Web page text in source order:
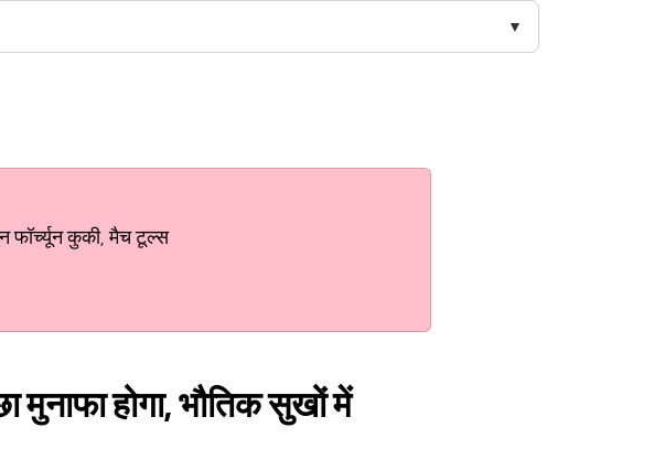
फॉर्च्यून कुकी, मैच टूल्स
मुनाफा होगा, भौतिक सुखों में